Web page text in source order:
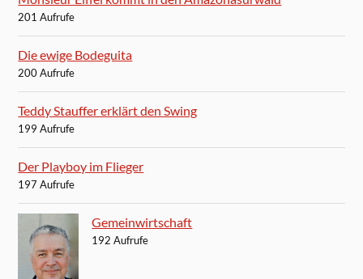
201 Aufrufe
Die ewige Bodeguita
200 Aufrufe
Teddy Stauffer erklärt den Swing
199 Aufrufe
Der Playboy im Flieger
197 Aufrufe
Gemeinwirtschaft
192 Aufrufe